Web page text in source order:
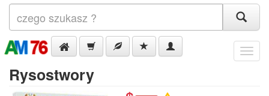
Menu
Rysostwory